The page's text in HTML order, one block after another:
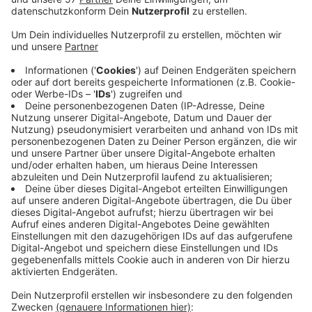
DerAachener Friedenspreisgeht in diesem Jahr an
(PJFP)"("Palästinenser und Juden für Frieden") aus
Smitten Kitten"aus Minneapolis.
Die PJFP setzen sich seit ihrer Gründung im Oktober
2023 für einen differenzierten Dialog zwischen
jüdischen und palästinensischen Menschen ein und
kämpfen gegen Polarisierung im Nahostkonflikt.
"Unidos MN" und "The Smitten Kitten" leisten
gewaltfreien Widerstand gegen die eskalierte
staatliche Gewalt durch US-Bundesagenten in
Minneapolis. Sie unterstützen Migrantinnen und
Migranten durch Bildung und praktische Solidarität.
Verliehen wird der Aachener Friedenspreis immer am
Antikriegstag, dem 1. September.